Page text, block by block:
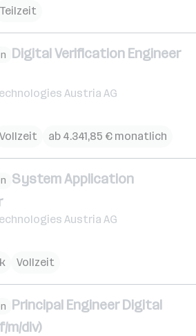
Teilzeit
Digital Verification Engineer
Austria AG
Vollzeit ab 4.341,85 € monatlich
System Application
Austria AG
Vollzeit
Principal Engineer Digital
m/div)